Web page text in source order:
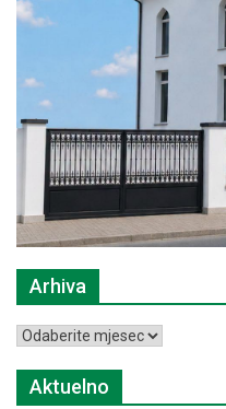
Arhiva
Arhiva
Aktuelno